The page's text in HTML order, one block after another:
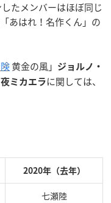
たメンバーはほぼ同じ
あはれ！名作くん」の
黄金の風」
ジョルノ・
ミカエラ に関しては、
2020年（去年）
七瀬陸